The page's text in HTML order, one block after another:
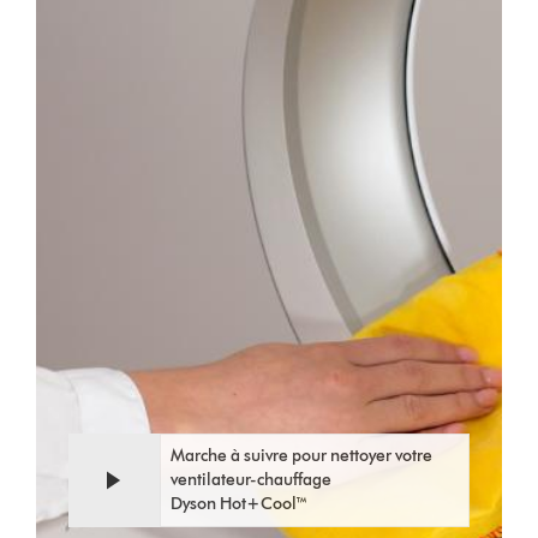
Marche à suivre pour nettoyer votre
ventilateur-chauffage
Dyson Hot+Cool™